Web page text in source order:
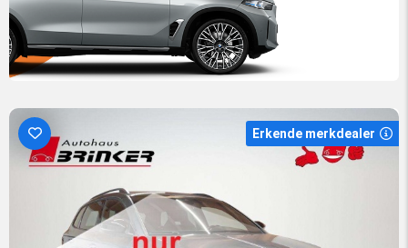
Erkende merkdealer